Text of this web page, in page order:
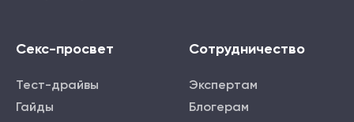
Секс-просвет
Тест-драйвы
Гайды
Сотрудничество
Экспертам
Блогерам